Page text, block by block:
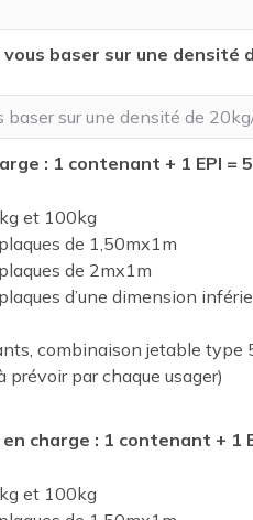
baser sur une densité
: 1 contenant + 1 EPI =
et 100kg
de 1,50mx1m
de 2mx1m
d’une dimension
combinaison jetable type
par chaque usager)
charge : 1 contenant + 1
et 100kg